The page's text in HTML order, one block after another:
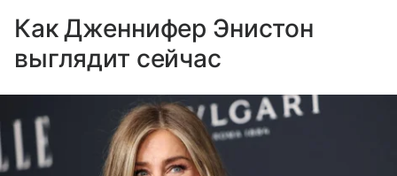
Как Дженнифер Энистон
выглядит сейчас